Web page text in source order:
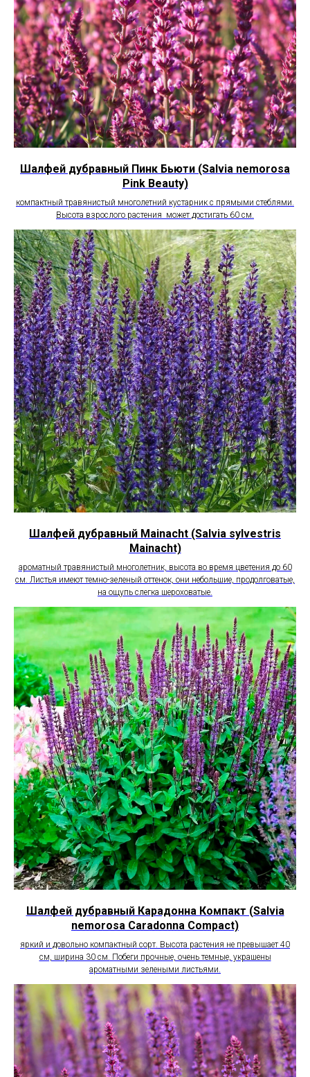
Шалфей дубравный Пинк Бьюти (Salvia nemorosa
Pink Beauty)
компактный травянистый многолетний кустарник с прямыми стеблями.
Высота взрослого растения может достигать 60 см.
Шалфей дубравный Mainacht (Salvia sylvestris
Mainacht)
ароматный травянистый многолетник, высота во время цветения до 60
см. Листья имеют темно-зеленый оттенок, они небольшие, продолговатые,
на ощупь слегка шероховатые.
Шалфей дубравный Карадонна Компакт (Salvia
nemorosa Caradonna Compact)
яркий и довольно компактный сорт. Высота растения не превышает 40
см, ширина 30 см. Побеги прочные, очень темные, украшены
ароматными зелеными листьями.